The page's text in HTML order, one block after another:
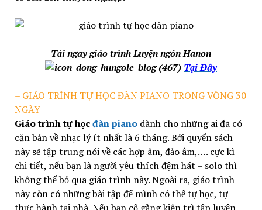
Tải ngay giáo trìnhLuyện ngón Hanon
Tại Đây
– GIÁO TRÌNH TỰ HỌC ĐÀN PIANO TRONG VÒNG 30
NGÀY
Giáo trình tự họcđàn pianodành cho những ai đã có
căn bản về nhạc lý ít nhất là 6 tháng. Bởi quyển sách
này sẽ tập trung nói về các hợp âm, đảo âm,…. cực kì
chi tiết, nếu bạn là người yêu thích đệm hát – solo thì
không thể bỏ qua giáo trình này. Ngoài ra, giáo trình
này còn có những bài tập để mình có thể tự học, tự